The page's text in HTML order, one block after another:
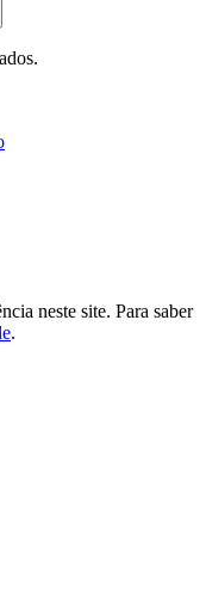
neste site. Para saber
.